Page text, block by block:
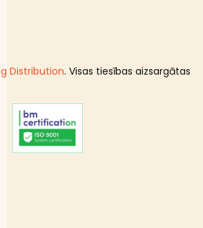
Distribution. Visas tiesības aizsargātas